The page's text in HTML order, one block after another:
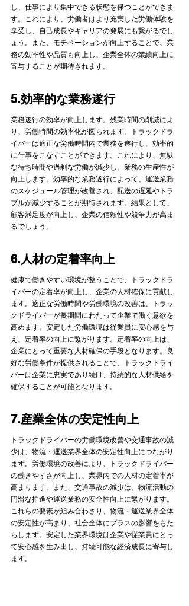
し、仕事により集中できる状態を保つことができま
す。これにより、労働者はより充実した労働体験を
享受し、自己成長やキャリアの発展にも繋がるでし
ょう。また、モチベーションが向上することで、業
務の効率性や品質も向上し、企業全体の業績向上に
寄与することが期待されます。
5.効率的な業務遂行
業務遂行の効率が向上します。残業時間の削減によ
り、労働時間の効率化が図られます。トラックドラ
イバーは適正な労働時間内で業務を遂行し、効率的
に仕事をこなすことができます。これにより、無駄
な待ち時間や過剰な労働が減少し、業務の生産性が
向上します。効率的な業務遂行によって、運送業務
のスケジュール管理が改善され、配送の遅延やトラ
ブルが減少することが期待されます。結果として、
顧客満足度が向上し、企業の信頼性や競争力が高ま
るでしょう。
6.人材の定着率向上
健康で働きやすい環境が整うことで、トラックドラ
イバーの定着率が向上し、企業の人材確保に貢献し
ます。適正な労働時間や労働環境の改善は、トラッ
クドライバーが長期間にわたって企業で働く意欲を
高めます。安定した労働環境は従業員に安心感を与
え、定着率の向上に繋がります。定着率の向上は、
企業にとって重要な人材確保の手段となります。良
好な労働条件が提供されることで、トラックドライ
バーは企業に忠実であり続け、持続的な人材供給を
確保することが可能となります。
7.産業全体の安定性向上
トラックドライバーの労働環境改善や交通事故の減
少は、物流・運送業界全体の安定性向上につながり
ます。労働環境の改善により、トラックドライバー
の働きやすさが向上し、業界内での人材の定着率が
高まります。また、交通事故の減少は、物流活動の
円滑な推進や運送業務の安全性向上に繋がります。
これらの要素が組み合わさり、物流・運送業界全体
の安定性が高まり、社会全体にプラスの影響をもた
らします。安定した業界環境は企業や従業員にとっ
て安心感を生み出し、持続可能な経済成長に寄与し
ます。